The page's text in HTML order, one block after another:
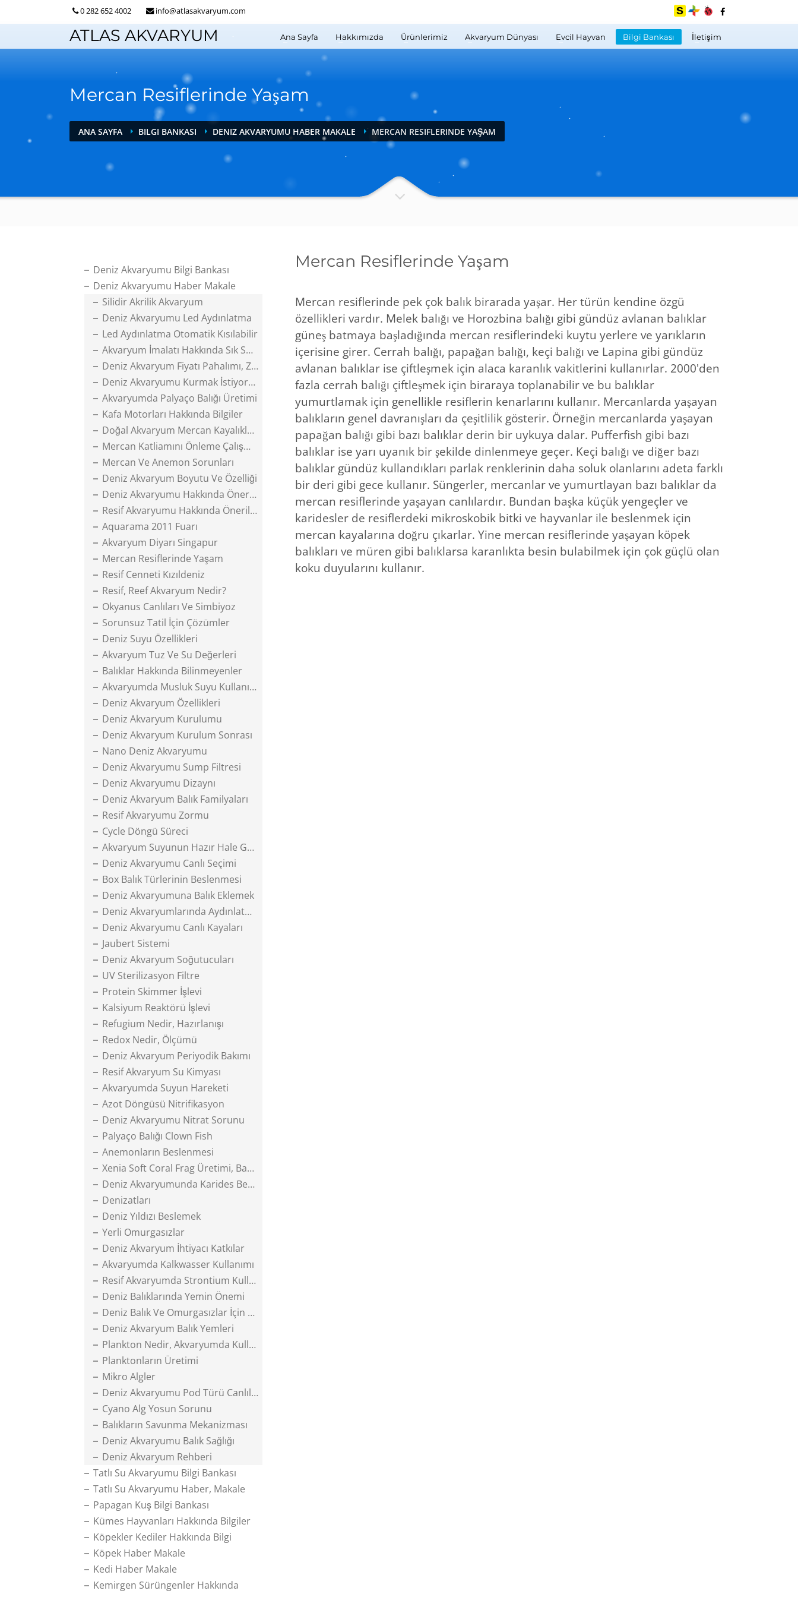
0 282 652 4002 info@atlasakvaryum.com
ATLAS AKVARYUM Ana Sayfa Hakkımızda Ürünlerimiz Akvaryum Dünyası Evcil Hayvan Bilgi Bankası İletişim
Mercan Resiflerinde Yaşam
ANA SAYFA BILGI BANKASI DENIZ AKVARYUMU HABER MAKALE MERCAN RESIFLERINDE YAŞAM
Deniz Akvaryumu Bilgi Bankası
Deniz Akvaryumu Haber Makale
Silidir Akrilik Akvaryum
Deniz Akvaryumu Led Aydınlatma
Led Aydınlatma Otomatik Kısılabilir
Akvaryum İmalatı Hakkında Sık Sorulanlar
Deniz Akvaryum Fiyatı Pahalımı, Zormu
Deniz Akvaryumu Kurmak İstiyorum
Akvaryumda Palyaço Balığı Üretimi
Kafa Motorları Hakkında Bilgiler
Doğal Akvaryum Mercan Kayalıkları
Mercan Katliamını Önleme Çalışmaları
Mercan Ve Anemon Sorunları
Deniz Akvaryum Boyutu Ve Özelliği
Deniz Akvaryumu Hakkında Öneriler
Resif Akvaryumu Hakkında Öneriler
Aquarama 2011 Fuarı
Akvaryum Diyarı Singapur
Mercan Resiflerinde Yaşam
Resif Cenneti Kızıldeniz
Resif, Reef Akvaryum Nedir?
Okyanus Canlıları Ve Simbiyoz
Sorunsuz Tatil İçin Çözümler
Deniz Suyu Özellikleri
Akvaryum Tuz Ve Su Değerleri
Balıklar Hakkında Bilinmeyenler
Akvaryumda Musluk Suyu Kullanımı
Deniz Akvaryum Özellikleri
Deniz Akvaryum Kurulumu
Deniz Akvaryum Kurulum Sonrası
Nano Deniz Akvaryumu
Deniz Akvaryumu Sump Filtresi
Deniz Akvaryumu Dizaynı
Deniz Akvaryum Balık Familyaları
Resif Akvaryumu Zormu
Cycle Döngü Süreci
Akvaryum Suyunun Hazır Hale Gelmesi
Deniz Akvaryumu Canlı Seçimi
Box Balık Türlerinin Beslenmesi
Deniz Akvaryumuna Balık Eklemek
Deniz Akvaryumlarında Aydınlatma
Deniz Akvaryumu Canlı Kayaları
Jaubert Sistemi
Deniz Akvaryum Soğutucuları
UV Sterilizasyon Filtre
Protein Skimmer İşlevi
Kalsiyum Reaktörü İşlevi
Refugium Nedir, Hazırlanışı
Redox Nedir, Ölçümü
Deniz Akvaryum Periyodik Bakımı
Resif Akvaryum Su Kimyası
Akvaryumda Suyun Hareketi
Azot Döngüsü Nitrifikasyon
Deniz Akvaryumu Nitrat Sorunu
Palyaço Balığı Clown Fish
Anemonların Beslenmesi
Xenia Soft Coral Frag Üretimi, Bakımı
Deniz Akvaryumunda Karides Beslemek
Denizatları
Deniz Yıldızı Beslemek
Yerli Omurgasızlar
Deniz Akvaryum İhtiyacı Katkılar
Akvaryumda Kalkwasser Kullanımı
Resif Akvaryumda Strontium Kullanımı
Deniz Balıklarında Yemin Önemi
Deniz Balık Ve Omurgasızlar İçin Yem Yapımı
Deniz Akvaryum Balık Yemleri
Plankton Nedir, Akvaryumda Kullanımı
Planktonların Üretimi
Mikro Algler
Deniz Akvaryumu Pod Türü Canlılar
Cyano Alg Yosun Sorunu
Balıkların Savunma Mekanizması
Deniz Akvaryumu Balık Sağlığı
Deniz Akvaryum Rehberi
Tatlı Su Akvaryumu Bilgi Bankası
Tatlı Su Akvaryumu Haber, Makale
Papagan Kuş Bilgi Bankası
Kümes Hayvanları Hakkında Bilgiler
Köpekler Kediler Hakkında Bilgi
Köpek Haber Makale
Kedi Haber Makale
Kemirgen Sürüngenler Hakkında
Mercan Resiflerinde Yaşam
Mercan resiflerinde pek çok balık birarada yaşar. Her türün kendine özgü
özellikleri vardır. Melek balığı ve Horozbina balığı gibi gündüz avlanan balıklar
güneş batmaya başladığında mercan resiflerindeki kuytu yerlere ve yarıkların
içerisine girer. Cerrah balığı, papağan balığı, keçi balığı ve Lapina gibi gündüz
avlanan balıklar ise çiftleşmek için alaca karanlık vakitlerini kullanırlar. 2000'den
fazla cerrah balığı çiftleşmek için biraraya toplanabilir ve bu balıklar
yumurtlamak için genellikle resiflerin kenarlarını kullanır. Mercanlarda yaşayan
balıkların genel davranışları da çeşitlilik gösterir. Örneğin mercanlarda yaşayan
papağan balığı gibi bazı balıklar derin bir uykuya dalar. Pufferfish gibi bazı
balıklar ise yarı uyanık bir şekilde dinlenmeye geçer. Keçi balığı ve diğer bazı
balıklar gündüz kullandıkları parlak renklerinin daha soluk olanlarını adeta farklı
bir deri gibi gece kullanır. Süngerler, mercanlar ve yumurtlayan bazı balıklar da
mercan resiflerinde yaşayan canlılardır. Bundan başka küçük yengeçler ve
karidesler de resiflerdeki mikroskobik bitki ve hayvanlar ile beslenmek için
mercan kayalarına doğru çıkarlar. Yine mercan resiflerinde yaşayan köpek
balıkları ve müren gibi balıklarsa karanlıkta besin bulabilmek için çok güçlü olan
koku duyularını kullanır.